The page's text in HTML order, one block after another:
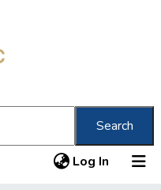
Search
Log In (current)